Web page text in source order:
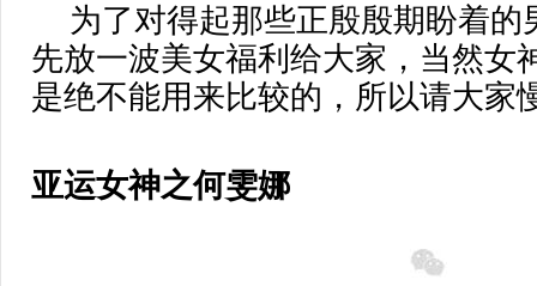
为了对得起那些正殷殷期盼着的
先放一波美女福利给大家，当然女
是绝不能用来比较的，所以请大家
亚运女神之何雯娜